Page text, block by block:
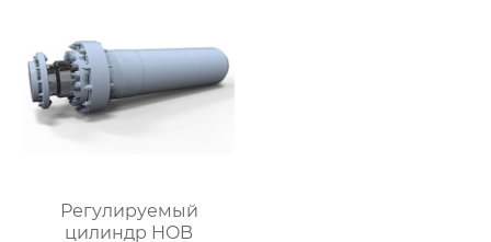
Регулируемый
цилиндр HOB